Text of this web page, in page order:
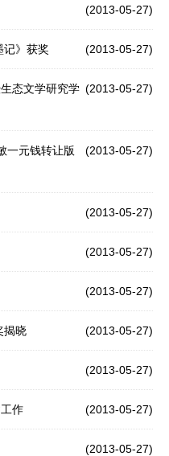
(2013-05-27)
(2013-05-27)
记》获奖
(2013-05-27)
态文学研究学
(2013-05-27)
一元钱转让版
(2013-05-27)
(2013-05-27)
(2013-05-27)
(2013-05-27)
揭晓
(2013-05-27)
(2013-05-27)
作
(2013-05-27)